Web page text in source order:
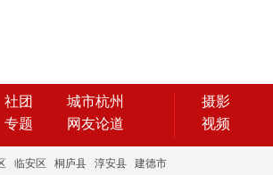
社团
城市杭州
专题 网友论道
摄影
视频
临安区 桐庐县 淳安县 建德市